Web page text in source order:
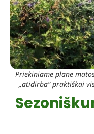
Priekiniame plane
„atidirba” praktiškai